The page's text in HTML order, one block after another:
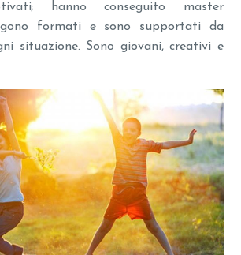
hanno conseguito master
formati e sono supportati da
situazione. Sono giovani, creativi e